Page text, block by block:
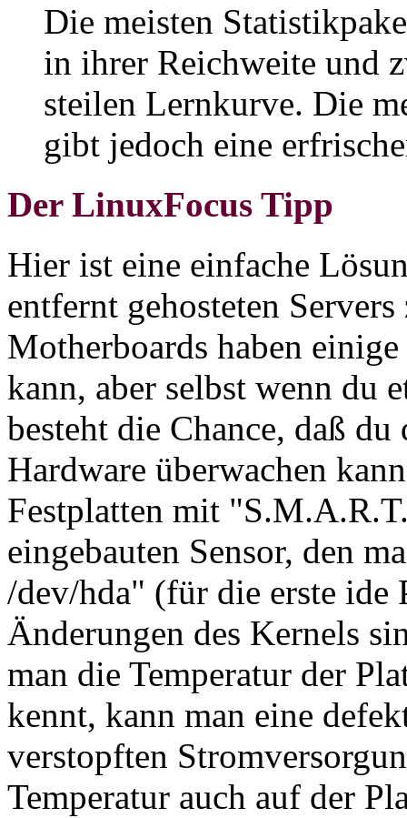
Die meisten
in ihrer Reichweite und
steilen Lernkurve. Die
gibt jedoch eine
Der LinuxFocus Tipp
Hier ist eine einfache
entfernt gehosteten
Motherboards haben
kann, aber selbst wenn du
besteht die Chance, daß
Hardware überwachen
Festplatten mit
eingebauten Sensor, den
/dev/hda" (für die erste ide
Änderungen des Kernels
man die Temperatur der
kennt, kann man eine
verstopften
Temperatur auch auf der